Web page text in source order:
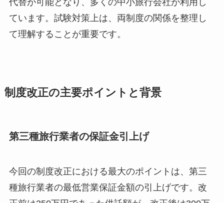
代替が可能となり、多くの中小旅行会社が利用し
ています。試験対策上は、両制度の関係を整理し
て理解することが重要です。
制度改正の主要ポイントと背景
第三種旅行業者の保証金引上げ
今回の制度改正における最大のポイントは、第三
種旅行業者の最低営業保証金額の引上げです。改